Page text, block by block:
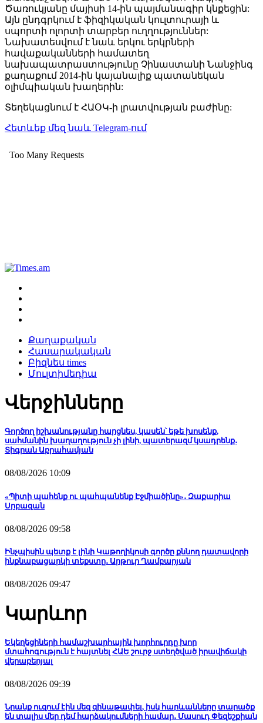
Ծառուկյանը մայիսի 14-ին պայմանագիր կնքեցին:
Այն ընդգրկում է ֆիզիկական կուլտուրայի և
սպորտի ոլորտի տարբեր ուղղություններ:
Նախատեսվում է նաև երկու երկրների
հավաքականների համատեղ
նախապատրաստությունը Չինաստանի Նանջինգ
քաղաքում 2014-ին կայանալիք պատանեկան
օլիմպիական խաղերին:
Տեղեկացնում է ՀԱՕԿ-ի լրատվության բաժինը:
Հետևեք մեզ նաև Telegram-ում
Քաղաքական
Հասարակական
Բիզնես times
Մուլտիմեդիա
Վերջինները
Գործող իշխանությանը հարցնես, կասեն՝ եթե խոսենք,
սահմանին խաղաղություն չի լինի, պատերազմ կսադրենք․
Տիգրան Աբրահամյան
08/08/2026 10:09
«Պիտի պահենք ու պահպանենք Էջմիածինը»․ Զաքարիա
Սրբազան
08/08/2026 09:58
Ինչպիսին պետք է լինի Կաթողիկոսի գործը քննող դատավորի
ինքնաբացարկի տեքստը․ Արթուր Ղամբարյան
08/08/2026 09:47
Կարևոր
Եկեղեցիների համաշխարհային խորհուրդը խոր
մտահոգություն է հայտնել ՀԱԵ շուրջ ստեղծված իրավիճակի
վերաբերյալ
08/08/2026 09:39
Նրանք ուզում էին մեզ զինաթափել, իսկ հարևանները տարածք
են տալիս մեր դեմ հարձակումների համար․ Մասուդ Փեզեշքիան